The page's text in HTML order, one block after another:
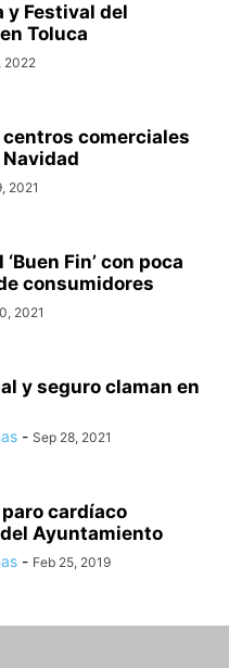
y Festival del
Toluca
2022
comerciales
2021
Fin’ con poca
consumidores
2021
y seguro claman en
- Sep 28, 2021
cardíaco
Ayuntamiento
- Feb 25, 2019